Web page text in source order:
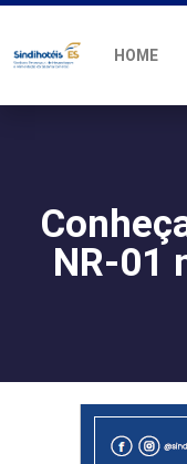
HOME
NR-01